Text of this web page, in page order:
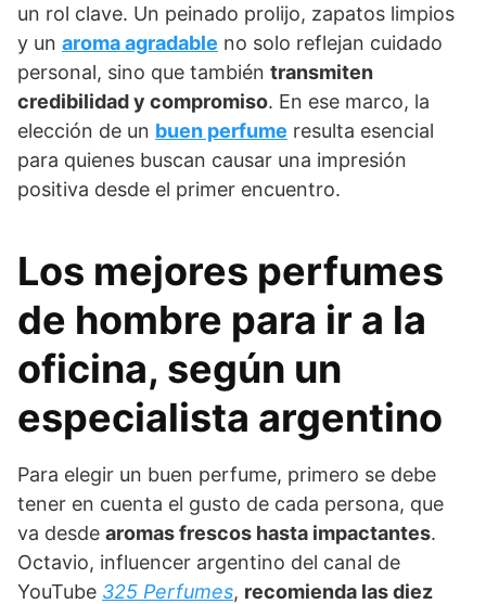
un rol clave. Un peinado prolijo, zapatos limpios
y un aroma agradable no solo reflejan cuidado
personal, sino que también transmiten
credibilidad y compromiso. En ese marco, la
elección de un buen perfume resulta esencial
para quienes buscan causar una impresión
positiva desde el primer encuentro.
Los mejores perfumes
de hombre para ir a la
oficina, según un
especialista argentino
Para elegir un buen perfume, primero se debe
tener en cuenta el gusto de cada persona, que
va desde aromas frescos hasta impactantes.
Octavio, influencer argentino del canal de
YouTube 325 Perfumes, recomienda las diez